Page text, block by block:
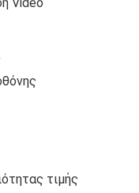
τιμής